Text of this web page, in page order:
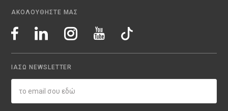
ΑΚΟΛΟΥΘΗΣΤΕ ΜΑΣ
ΙΑΣΩ NEWSLETTER